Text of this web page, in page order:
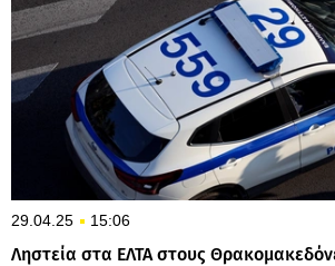
29.04.25 15:06
Ληστεία στα ΕΛΤΑ στους